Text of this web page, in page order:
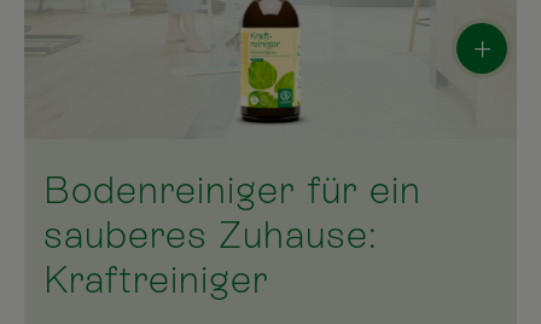
+
Bodenreiniger für ein
sauberes Zuhause:
Kraftreiniger